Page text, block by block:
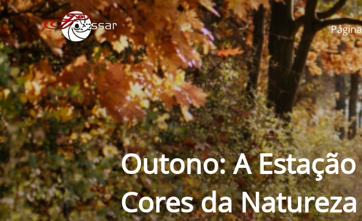
Pular
para
o
conteúdo
Outono: A
Cores da Natureza